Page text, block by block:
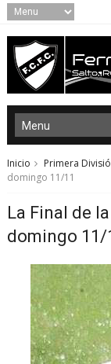
Inicio Primera
domingo 11/11
La Final de
domingo 11/